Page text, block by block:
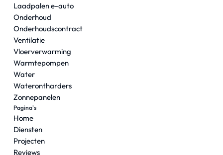
Laadpalen e-auto
Onderhoud
Onderhoudscontract
Ventilatie
Vloerverwarming
Warmtepompen
Water
Waterontharders
Zonnepanelen
Pagina's
Home
Diensten
Projecten
Reviews